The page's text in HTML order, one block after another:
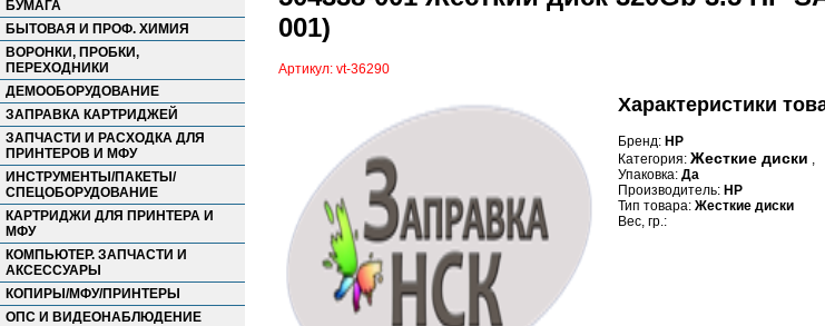
БУМАГА
БЫТОВАЯ И ПРОФ. ХИМИЯ
ВОРОНКИ, ПРОБКИ,
ПЕРЕХОДНИКИ
ДЕМООБОРУДОВАНИЕ
ЗАПРАВКА КАРТРИДЖЕЙ
ЗАПЧАСТИ И РАСХОДКА ДЛЯ
ПРИНТЕРОВ И МФУ
ИНСТРУМЕНТЫ/ПАКЕТЫ/
СПЕЦОБОРУДОВАНИЕ
КАРТРИДЖИ ДЛЯ ПРИНТЕРА И
МФУ
КОМПЬЮТЕР. ЗАПЧАСТИ И
АКСЕССУАРЫ
КОПИРЫ/МФУ/ПРИНТЕРЫ
ОПС И ВИДЕОНАБЛЮДЕНИЕ
001)
Артикул: vt-36290
Характеристики
Бренд: HP
Категория: Жесткие диски ,
Упаковка: Да
Производитель: HP
Тип товара: Жесткие диски
Вес, гр.: